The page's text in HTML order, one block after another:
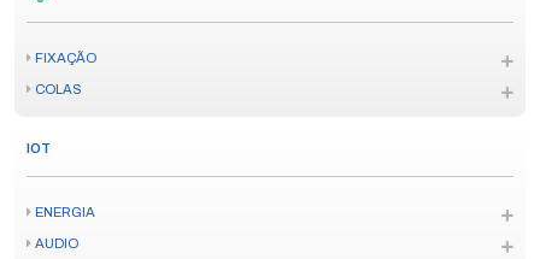
FIXAÇÃO
COLAS
IOT
ENERGIA
AUDIO